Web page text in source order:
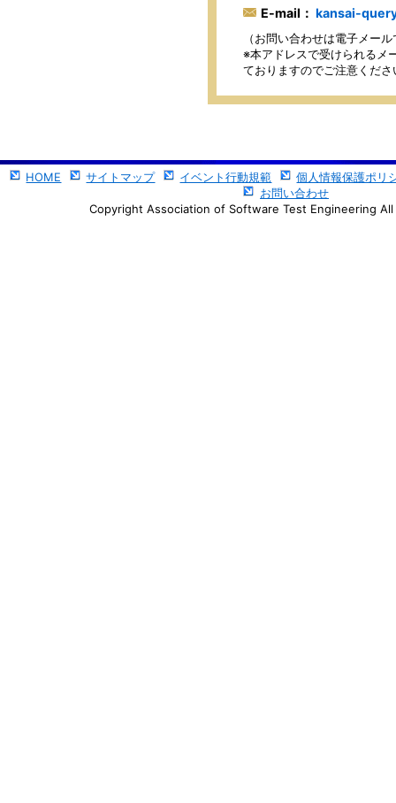
E-mail： kansai-
（お問い合わせは電子メー
※本アドレスで受けられるメ
ておりますのでご注意くださ
HOME サイトマップ イベント行動規範
個人情報保護ポリ
お問い合わせ
Copyright Association of Software Test Engineering